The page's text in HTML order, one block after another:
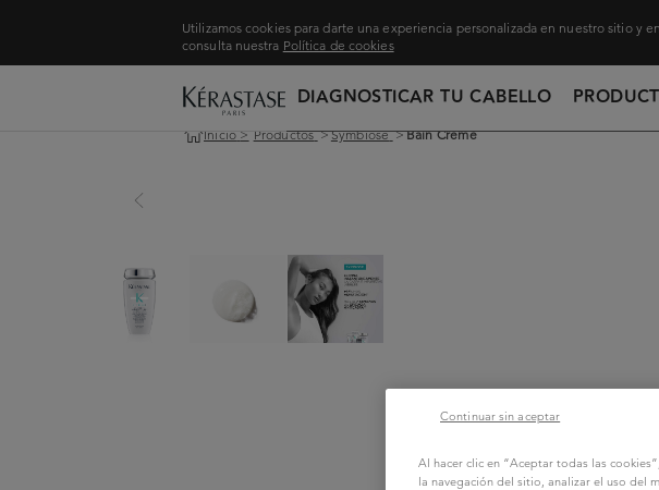
Utilizamos cookies para darte una experiencia personalizada en nuestro sitio y
consulta nuestra Política de cookies
DIAGNOSTICAR TU CABELLO
Inicio > Productos >Symbiose >Bain Creme
Al hacer clic en “Aceptar todas las
la navegación del sitio, analizar el uso del
Continuar sin aceptar